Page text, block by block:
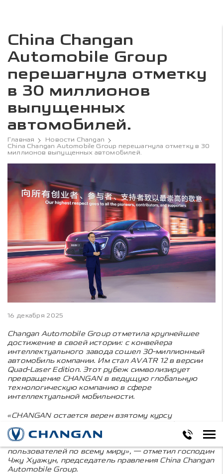
China Changan
Automobile Group
перешагнула отметку
в 30 миллионов
выпущенных
автомобилей.
Главная
Новости Changan
China Changan Automobile Group перешагнула отметку в 30
миллионов выпущенных автомобилей.
16 декабря 2025
Changan Automobile Group отметила крупнейшее
достижение в своей истории: с конвейера
интеллектуального завода сошел 30-миллионный
автомобиль компании. Им стал AVATR 12 в версии
Quad-Laser Edition. Этот рубеж символизирует
превращение CHANGAN в ведущую глобальную
технологическую компанию в сфере
интеллектуальной мобильности.
«CHANGAN остается верен взятому курсу
на интеллектуальные, экологичные и комфортные
решения, которые приближают „завтрашний день
мобильности“ в соответствии с ожиданиями
пользователей по всему миру», — отметил господин
Чжу Хуажун, председатель правления China Changan
Automobile Group.